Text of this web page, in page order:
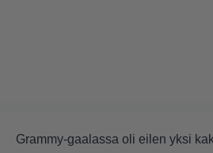
Grammy-gaalassa oli eilen yksi